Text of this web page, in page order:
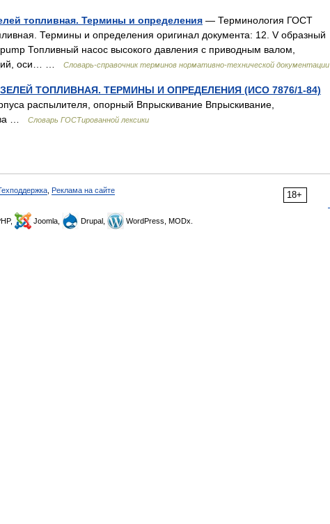
топливная. Термины и определения — Терминология ГОСТ
Термины и определения оригинал документа: 12. V образный
Топливный насос высокого давления с приводным валом,
оси… …
Словарь-справочник терминов нормативно-технической документации
ТОПЛИВНАЯ. ТЕРМИНЫ И ОПРЕДЕЛЕНИЯ (ИСО 7876/1-84)
распылителя, опорный Впрыскивание Впрыскивание,
…
Словарь ГОСТированной лексики
18+
Реклама на сайте
Joomla, Drupal, WordPress, MODx.